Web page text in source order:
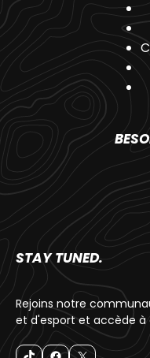
STAY TUNED.
Rejoins notre
et d'esport et accède à